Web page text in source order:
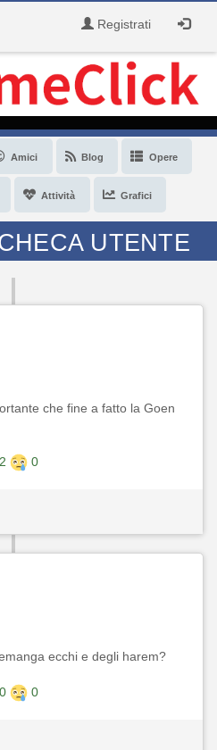
Registrati
Amici Blog Opere
Attività Grafici
UTENTE
che fine a fatto la Goen
2 0
ecchi e degli harem?
0 0